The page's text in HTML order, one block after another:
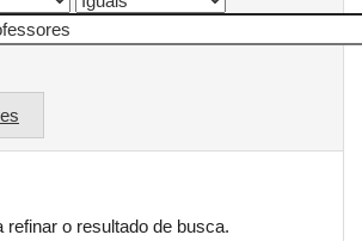
refinar o resultado de busca.